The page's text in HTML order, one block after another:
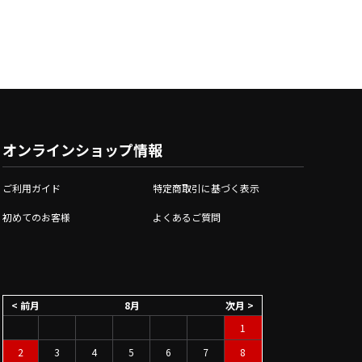
オンラインショップ情報
ご利用ガイド 特定商取引に基づく表示
初めてのお客様 よくあるご質問
8月
< 前月
次月 >
1
2
3 4 5 6 7 8